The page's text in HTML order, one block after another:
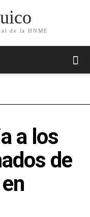
de la HNME
a los
de